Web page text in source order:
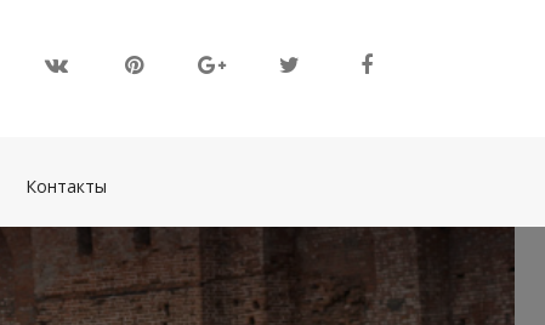
Контакты